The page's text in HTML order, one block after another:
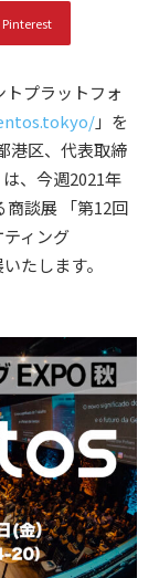
Pinterest
プラットフォ
」を
港区、代表取締
は、今週2021年
商談展 「第12回
ィング
たします。